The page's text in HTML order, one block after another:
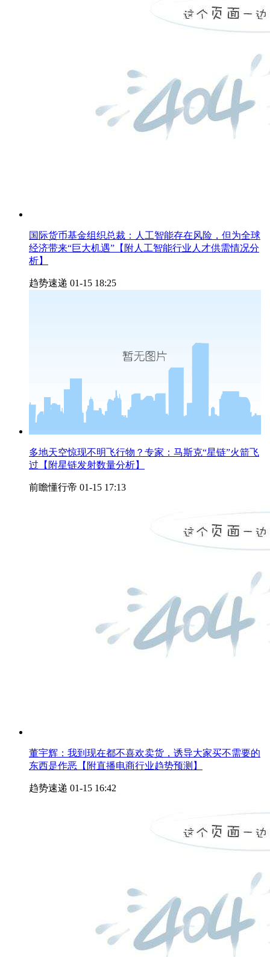
国际货币基金组织总裁：人工智能存在风险，但为全球
经济带来“巨大机遇”【附人工智能行业人才供需情况分
析】
趋势速递 01-15 18:25
多地天空惊现不明飞行物？专家：马斯克“星链”火箭飞
过【附星链发射数量分析】
前瞻懂行帝 01-15 17:13
董宇辉：我到现在都不喜欢卖货，诱导大家买不需要的
东西是作恶【附直播电商行业趋势预测】
趋势速递 01-15 16:42